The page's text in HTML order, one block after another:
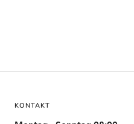
KONTAKT